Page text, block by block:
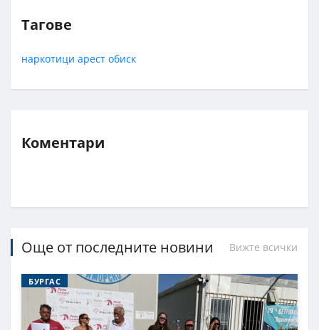
Тагове
наркотици арест обиск
Коментари
Още от последните новини Вижте всички
БУРГАС